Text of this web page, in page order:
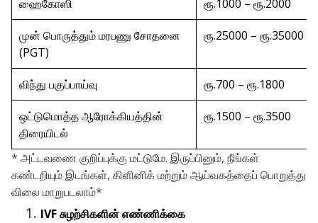
ஹைகோஸி ரூ.1000 – ரூ.2000
முன் பொருத்தும் மரபணு சோதனை
(PGT)
ரூ.25000 – ரூ.35000
விந்து பகுப்பாய்வு ரூ.700 – ரூ.1800
ஒட்டுமொத்த ஆரோக்கியத்தின்
திரையிடல்
ரூ.1500 – ரூ.3500
* அட்டவணை குறிப்புக்கு மட்டுமே. இருப்பினும், நீங்கள்
கண்டறியும் இடங்கள், கிளினிக் மற்றும் ஆய்வகத்தைப் பொறுத்து
விலை மாறுபடலாம்*
IVF சுழற்சிகளின் எண்ணிக்கை